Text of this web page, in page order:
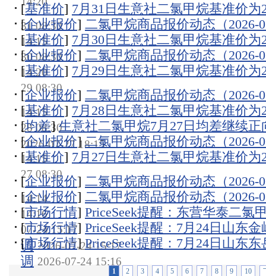
[基准价] 7月31日生意社二氯甲烷基准价为
31 08:30
[企业报价] 二氯甲烷商品报价动态（2026-
14:15
[基准价] 7月30日生意社二氯甲烷基准价为
30 08:30
[企业报价] 二氯甲烷商品报价动态（2026-
14:20
[基准价] 7月29日生意社二氯甲烷基准价为
29 08:30
[企业报价] 二氯甲烷商品报价动态（2026-
14:15
[基准价] 7月28日生意社二氯甲烷基准价为
28 08:30
[均差]生意社二氯甲烷7月27日均差继续正
2026-07-27 18:15
[企业报价] 二氯甲烷商品报价动态（2026-
14:15
[基准价] 7月27日生意社二氯甲烷基准价为
27 08:30
[企业报价] 二氯甲烷商品报价动态（2026-
14:14
[企业报价] 二氯甲烷商品报价动态（2026-
14:16
[市场行情] PriceSeek提醒：东营华泰二氯
07-24 15:17
[市场行情] PriceSeek提醒：7月24日山东
调 2026-07-24 15:17
[市场行情]PriceSeek提醒：7月24日山东
调 2026-07-24 15:16
1 2 3 4 5 6 7 8 9 10